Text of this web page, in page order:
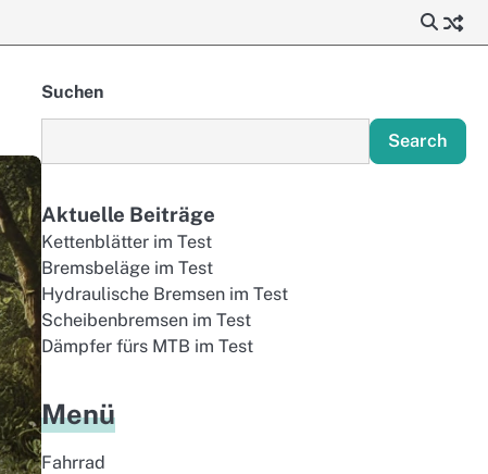
Suchen
Search
Aktuelle Beiträge
Kettenblätter im Test
Bremsbeläge im Test
Hydraulische Bremsen im Test
Scheibenbremsen im Test
Dämpfer fürs MTB im Test
Menü
Fahrrad